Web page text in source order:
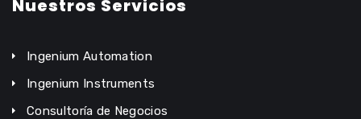
Nuestros Servicios
Ingenium Automation
Ingenium Instruments
Consultoría de Negocios